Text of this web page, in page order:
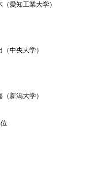
業大学）
大学）
潟大学）